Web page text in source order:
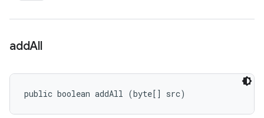
addAll
public boolean addAll (byte[] src)